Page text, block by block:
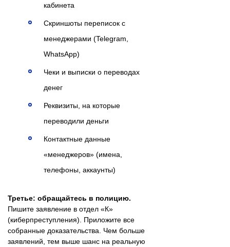
кабинета
Скриншоты переписок с
менеджерами (Telegram,
WhatsApp)
Чеки и выписки о переводах
денег
Реквизиты, на которые
переводили деньги
Контактные данные
«менеджеров» (имена,
телефоны, аккаунты)
Третье: обращайтесь в полицию.
Пишите заявление в отдел «К»
(киберпреступления). Приложите все
собранные доказательства. Чем больше
заявлений, тем выше шанс на реальную